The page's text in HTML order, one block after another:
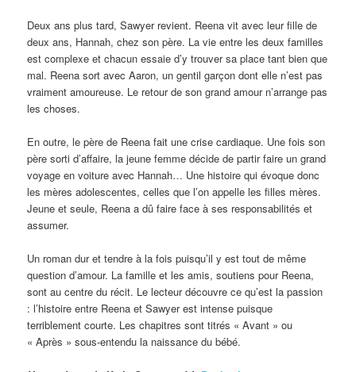
Deux ans plus tard, Sawyer revient. Reena vit avec leur fille de
deux ans, Hannah, chez son père. La vie entre les deux familles
est complexe et chacun essaie d’y trouver sa place tant bien que
mal. Reena sort avec Aaron, un gentil garçon dont elle n’est pas
vraiment amoureuse. Le retour de son grand amour n’arrange pas
les choses.
En outre, le père de Reena fait une crise cardiaque. Une fois son
père sorti d’affaire, la jeune femme décide de partir faire un grand
voyage en voiture avec Hannah… Une histoire qui évoque donc
les mères adolescentes, celles que l’on appelle les filles mères.
Jeune et seule, Reena a dû faire face à ses responsabilités et
assumer.
Un roman dur et tendre à la fois puisqu’il y est tout de même
question d’amour. La famille et les amis, soutiens pour Reena,
sont au centre du récit. Le lecteur découvre ce qu’est la passion
: l’histoire entre Reena et Sawyer est intense puisque
terriblement courte. Les chapitres sont titrés « Avant » ou
« Après » sous-entendu la naissance du bébé.